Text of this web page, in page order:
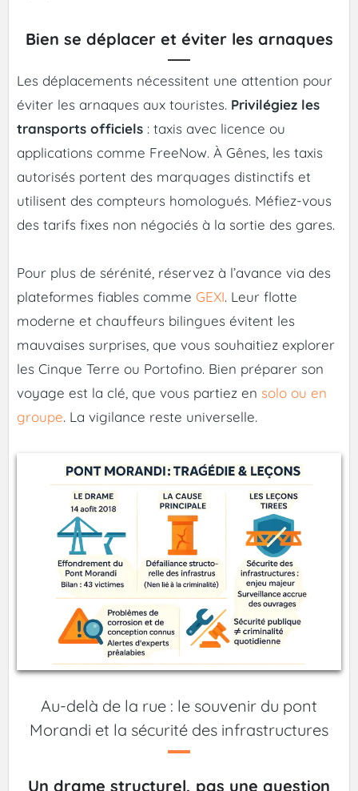
Bien se déplacer et éviter les arnaques
Les déplacements nécessitent une attention pour
éviter les arnaques aux touristes. Privilégiez les
transports officiels : taxis avec licence ou
applications comme FreeNow. À Gênes, les taxis
autorisés portent des marquages distinctifs et
utilisent des compteurs homologués. Méfiez-vous
des tarifs fixes non négociés à la sortie des gares.
Pour plus de sérénité, réservez à l’avance via des
plateformes fiables comme GEXI. Leur flotte
moderne et chauffeurs bilingues évitent les
mauvaises surprises, que vous souhaitiez explorer
les Cinque Terre ou Portofino. Bien préparer son
voyage est la clé, que vous partiez en solo ou en
groupe. La vigilance reste universelle.
Au-delà de la rue : le souvenir du pont
Morandi et la sécurité des infrastructures
Un drame structurel, pas une question